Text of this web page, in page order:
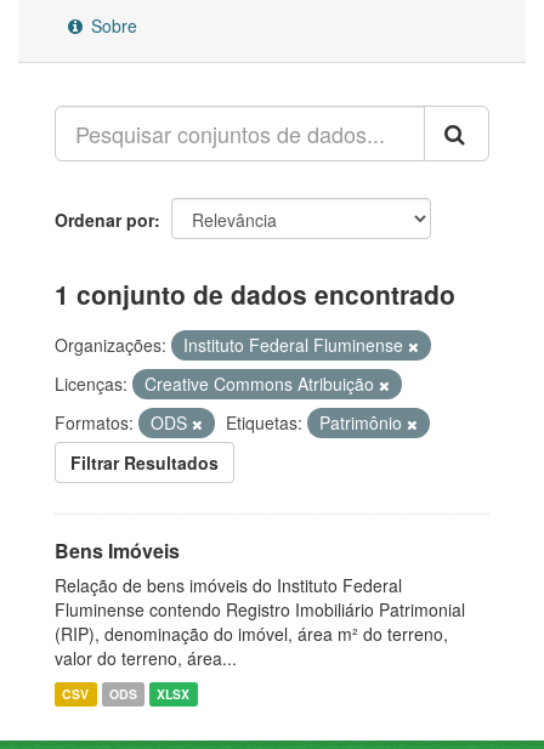
Sobre
Ordenar por
1 conjunto de dados encontrado
Organizações:
Instituto Federal Fluminense
Licenças:
Creative Commons Atribuição
Formatos:
ODS Etiquetas:
Patrimônio
Filtrar Resultados
Bens Imóveis
Relação de bens imóveis do Instituto Federal
Fluminense contendo Registro Imobiliário Patrimonial
(RIP), denominação do imóvel, área m² do terreno,
valor do terreno, área...
CSV ODS XLSX